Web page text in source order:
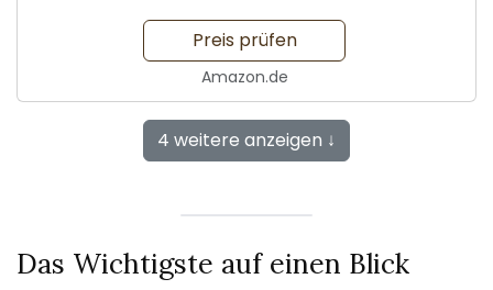
Preis prüfen
Amazon.de
4 weitere anzeigen ↓
Das Wichtigste auf einen Blick